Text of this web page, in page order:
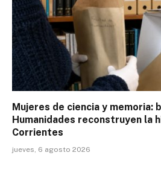
Mujeres de ciencia y memoria:
Humanidades reconstruyen la
Corrientes
jueves, 6 agosto 2026